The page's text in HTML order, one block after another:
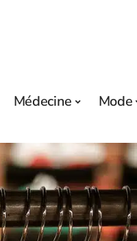
Médecine Mode